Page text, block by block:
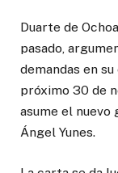
Duarte de
pasado,
demandas en
próximo 30 de
asume el
Ángel Yunes.